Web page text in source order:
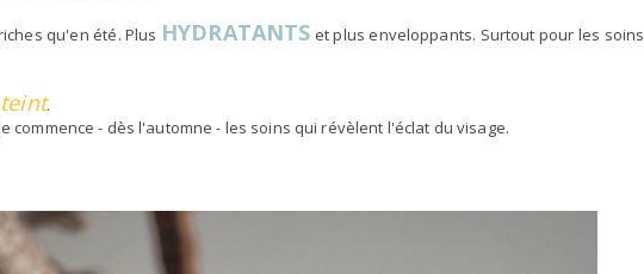
qu'en été. Plus HYDRATANTS et plus enveloppants. Surtout pour les soins
.
- dès l'automne - les soins qui révèlent l'éclat du visage.